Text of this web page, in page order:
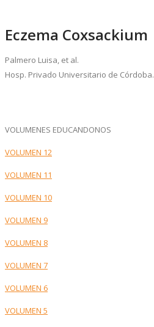
Eczema Coxsackium
Palmero Luisa, et al.
Hosp. Privado Universitario de Córdoba.
VOLUMENES EDUCANDONOS
VOLUMEN 12
VOLUMEN 11
VOLUMEN 10
VOLUMEN 9
VOLUMEN 8
VOLUMEN 7
VOLUMEN 6
VOLUMEN 5